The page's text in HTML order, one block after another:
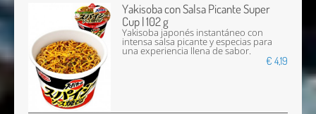
Yakisoba con Salsa Picante Super
Cup | 102 g
Yakisoba japonés instantáneo con
intensa salsa picante y especias para
una experiencia llena de sabor.
€ 4,19